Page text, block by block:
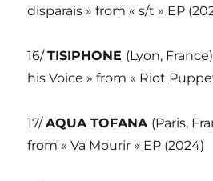
disparais » from « s/t » EP
16/TISIPHONE (Lyon,
his Voice » from « Riot
17/AQUA TOFANA (Paris,
from « Va Mourir » EP (2024)